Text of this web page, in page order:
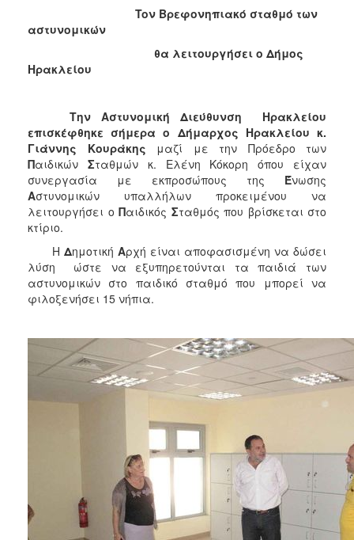
2013
2011
2010
2006
ΠΟΛΙΤΙΣΜΟΣ
ΑΝΘΕΚΤΙΚΗ
Toν Βρεφονηπιακό σταθμό των
αστυνομικών
θα λειτουργήσει ο Δήμος
Ηρακλείου
Την Αστυνομική Διεύθυνση Ηρακλείου
επισκέφθηκε σήμερα ο Δήμαρχος Ηρακλείου κ.
Γιάννης Κουράκης μαζί με την Πρόεδρο των
Παιδικών Σταθμών κ. Ελένη Κόκορη όπου είχαν
συνεργασία με εκπροσώπους της Ένωσης
Αστυνομικών υπαλλήλων προκειμένου να
λειτουργήσει ο Παιδικός Σταθμός που βρίσκεται στο
κτίριο.
Η Δημοτική Αρχή είναι αποφασισμένη να δώσει
λύση ώστε να εξυπηρετούνται τα παιδιά των
αστυνομικών στο παιδικό σταθμό που μπορεί να
φιλοξενήσει 15 νήπια.